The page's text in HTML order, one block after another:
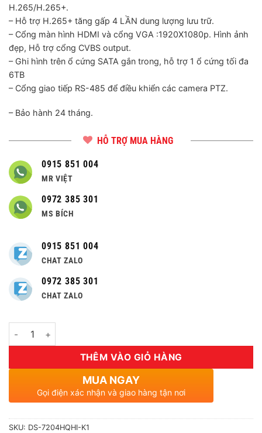
H.265/H.265+.
– Hỗ trợ H.265+ tăng gấp 4 LẦN dung lượng lưu trữ.
– Cổng màn hình HDMI và cổng VGA :1920X1080p. Hình ảnh
đẹp, Hỗ trợ cổng CVBS output.
– Ghi hình trên ổ cứng SATA gắn trong, hỗ trợ 1 ổ cứng tối đa
6TB
– Cổng giao tiếp RS-485 để điều khiển các camera PTZ.
– Bảo hành 24 tháng.
HỖ TRỢ MUA HÀNG
0915 851 004
MR VIỆT
0972 385 301
MS BÍCH
0915 851 004
CHAT ZALO
0972 385 301
CHAT ZALO
Số lượng
THÊM VÀO GIỎ HÀNG
MUA NGAY
Gọi điện xác nhận và giao hàng tận nơi
SKU: DS-7204HQHI-K1